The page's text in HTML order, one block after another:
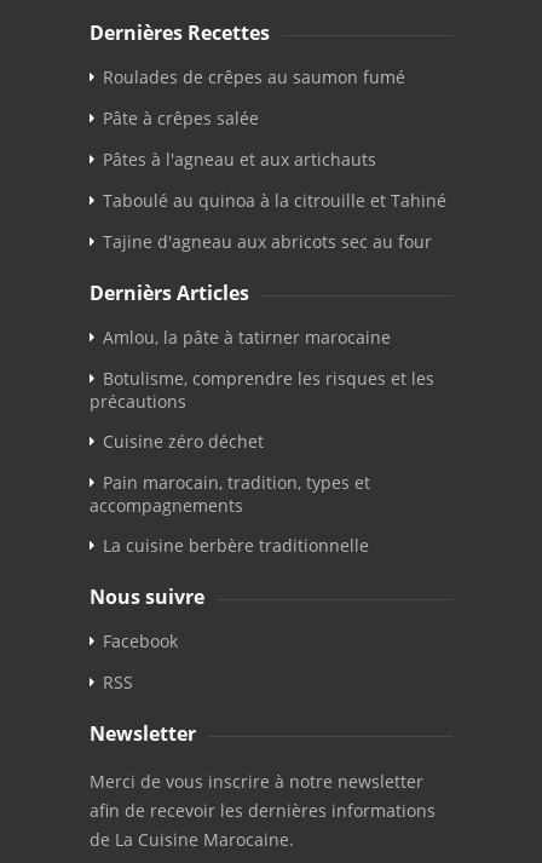
Dernières Recettes
Roulades de crêpes au saumon fumé
Pâte à crêpes salée
Pâtes à l'agneau et aux artichauts
Taboulé au quinoa à la citrouille et Tahiné
Tajine d'agneau aux abricots sec au four
Dernièrs Articles
Amlou, la pâte à tatirner marocaine
Botulisme, comprendre les risques et les
précautions
Cuisine zéro déchet
Pain marocain, tradition, types et
accompagnements
La cuisine berbère traditionnelle
Nous suivre
Facebook
RSS
Newsletter
Merci de vous inscrire à notre newsletter
afin de recevoir les dernières informations
de La Cuisine Marocaine.